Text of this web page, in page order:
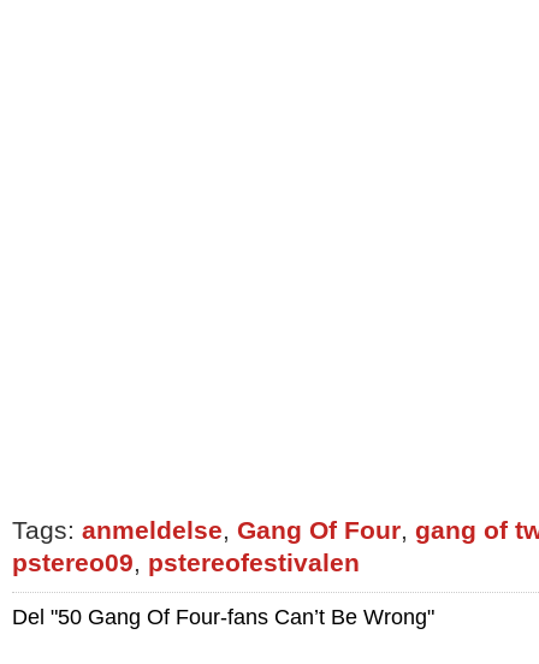
Tags: anmeldelse, Gang Of Four, gang of
pstereo09, pstereofestivalen
Del "50 Gang Of Four-fans Can’t Be Wrong"